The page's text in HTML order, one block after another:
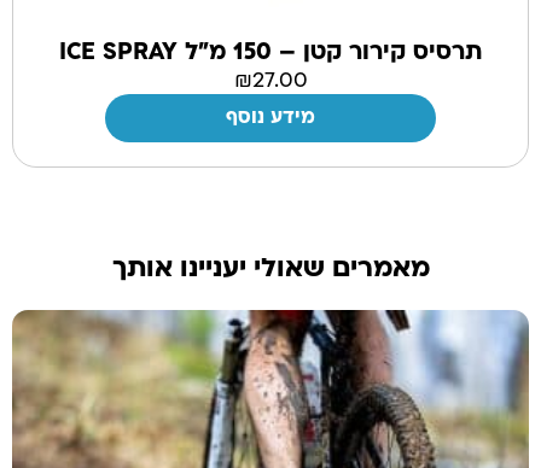
תרסיס קירור קטן – 150 מ”ל ICE SPRAY
₪27.00
מידע נוסף
מאמרים שאולי יעניינו אותך